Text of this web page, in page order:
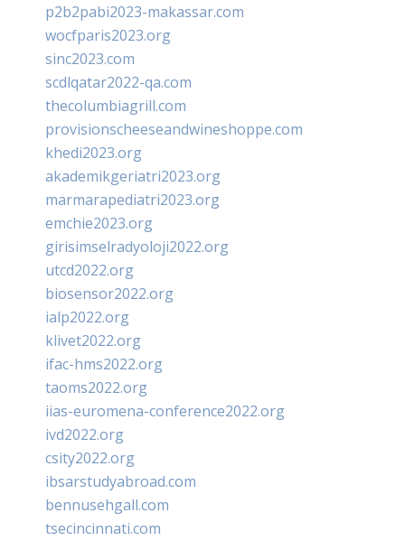
p2b2pabi2023-makassar.com
wocfparis2023.org
sinc2023.com
scdlqatar2022-qa.com
thecolumbiagrill.com
provisionscheeseandwineshoppe.com
khedi2023.org
akademikgeriatri2023.org
marmarapediatri2023.org
emchie2023.org
girisimselradyoloji2022.org
utcd2022.org
biosensor2022.org
ialp2022.org
klivet2022.org
ifac-hms2022.org
taoms2022.org
iias-euromena-conference2022.org
ivd2022.org
csity2022.org
ibsarstudyabroad.com
bennusehgall.com
tsecincinnati.com